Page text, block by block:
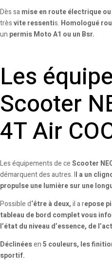
Dès samise en route électrique
trèsvite ressentis. Homologué
un permis Moto A1 ou un Bsr.
Les
Scooter
4T Air
Les équipements de ceScooter
démarquent des autres. Il a un
propulse une lumière sur une
Possible d‘être à deux,il a repose
tableau de bord complet vous
l’état du niveau d’essence, de
Déclinéesen5 couleurs, les
sportif.